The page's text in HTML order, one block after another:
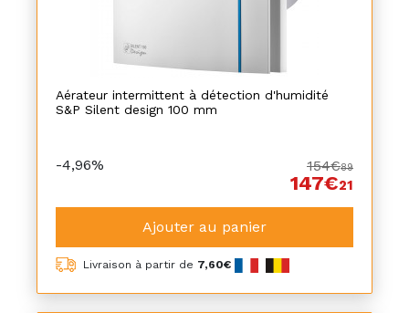
Aérateur intermittent à détection d'humidité
S&P Silent design 100 mm
-4,96% 154€89
147€21
Ajouter au panier
Livraison à partir de 7,60€